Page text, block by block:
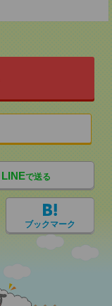
LINEで送る
ブックマーク